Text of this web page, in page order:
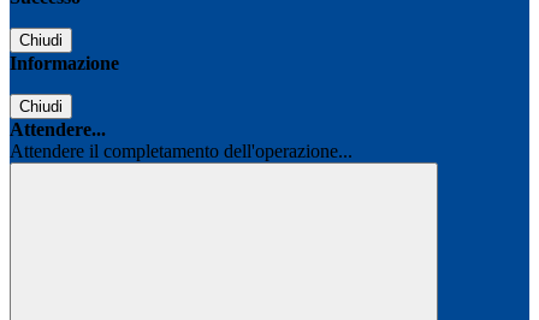
Chiudi
Informazione
Chiudi
Attendere...
Attendere il completamento dell'operazione...